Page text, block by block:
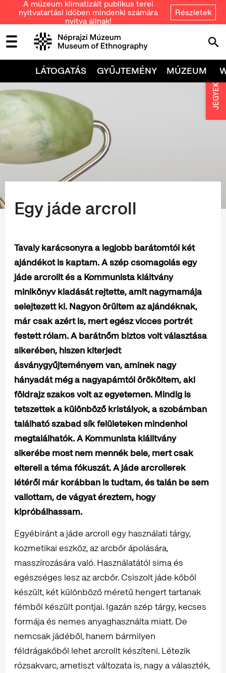
A múzeum klimatizált publikus terei
nyitvatartási időben mindenki számára
nyitva állnak!
Részletek
LÁTOGATÁS GYŰJTEMÉNY MÚZEUM
Egy jáde arcroll
Tavaly karácsonyra a legjobb barátomtól két
ajándékot is kaptam. A szép csomagolás egy
jáde arcrollt és a Kommunista kiáltvány
minikönyv kiadását rejtette, amit nagymamája
selejtezett ki. Nagyon örültem az ajándéknak,
már csak azért is, mert egész vicces portrét
festett rólam. A barátnőm biztos volt választása
sikerében, hiszen kiterjedt
ásványgyűjteményem van, aminek nagy
hányadát még a nagyapámtól örököltem, aki
földrajz szakos volt az egyetemen. Mindig is
tetszettek a különböző kristályok, a szobámban
található szabad sík felületeken mindenhol
megtalálhatók. A Kommunista kiálltvány
sikerébe most nem mennék bele, mert csak
eltereli a téma fókuszát. A jáde arcrollerek
létéről már korábban is tudtam, és talán be sem
vallottam, de vágyat éreztem, hogy
kipróbálhassam.
Egyébiránt a jáde arcroll egy használati tárgy,
kozmetikai eszköz, az arcbőr ápolására,
masszírozására való. Használatától sima és
egészséges lesz az arcbőr. Csiszolt jáde kőből
készült, két különböző méretű hengert tartanak
fémből készült pontjai. Igazán szép tárgy, kecses
formája és nemes anyaghasználta miatt. De
nemcsak jádéből, hanem bármilyen
féldrágakőből lehet arcrollt készíteni. Létezik
rózsakvarc, ametiszt változata is, nagy a választék,
JEGYEK